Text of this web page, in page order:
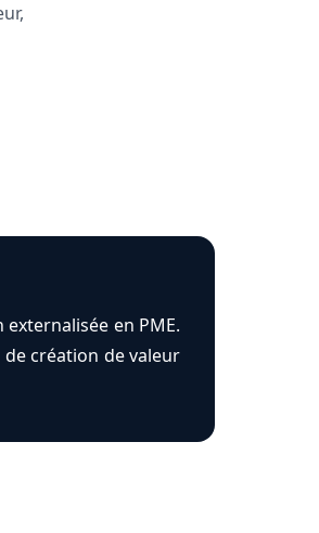
en PME.
création de valeur